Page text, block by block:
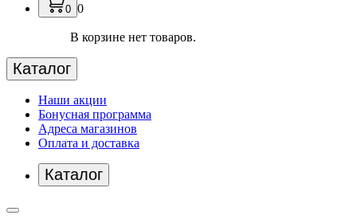
0 0
В корзине нет товаров.
Каталог
Наши акции
Бонусная программа
Адреса магазинов
Оплата и доставка
Каталог